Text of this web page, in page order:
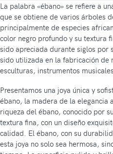
La palabra «ébano» se refiere a
que se obtiene de varios árboles
principalmente de especies
color negro profundo y su textura
sido apreciada durante siglos por
sido utilizada en la fabricación de
esculturas, instrumentos
Presentamos una joya única y
ébano, la madera de la elegancia
riqueza del ébano, conocido por
textura fina, con un diseño
calidad. El ébano, con su
esta joya no solo sea hermosa,